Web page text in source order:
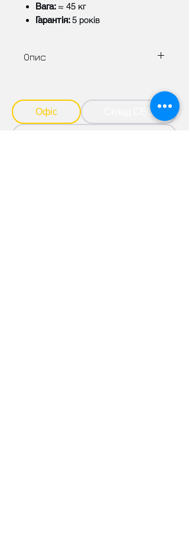
Вага: ≈ 45 кг
Гарантія:5 років
Опис
підтримці паралельного
підключення
Офіс
Склад СЕС